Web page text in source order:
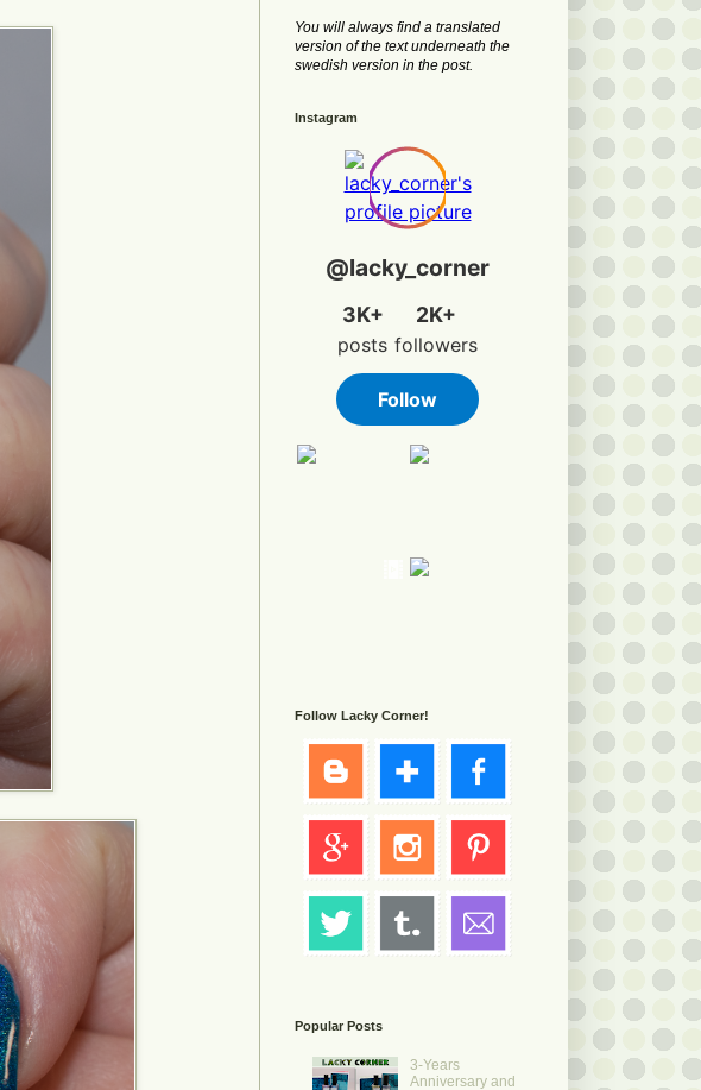
You will always find a translated
version of the text underneath the
swedish version in the post.
Instagram
Follow Lacky Corner!
Popular Posts
3-Years
Anniversary and